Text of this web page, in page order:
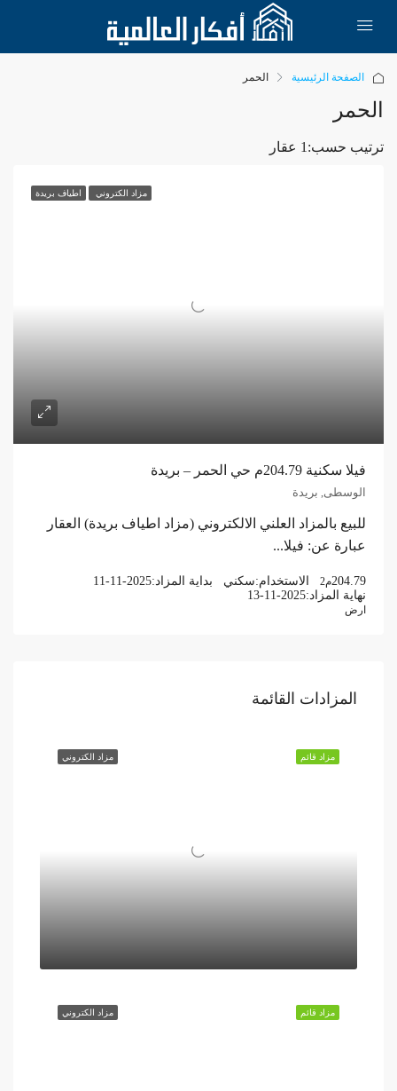
الصفحة الرئيسية الحمر
الحمر
1 عقار ترتيب حسب:
مزاد الكتروني اطياف بريدة
فيلا سكنية 204.79م حي الحمر – بريدة
الوسطى, بريدة
للبيع بالمزاد العلني الالكتروني (مزاد اطياف بريدة) العقار
عبارة عن: فيلا...
204.79م2 الاستخدام:سكني بداية المزاد:11-11-2025
نهاية المزاد:13-11-2025
ارض
المزادات القائمة
مزاد الكتروني مزاد قائم
مزاد الكتروني مزاد قائم